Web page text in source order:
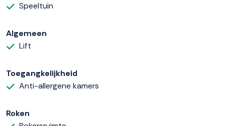
Speeltuin
Algemeen
Lift
Toegangkelijkheid
Anti-allergene kamers
Roken